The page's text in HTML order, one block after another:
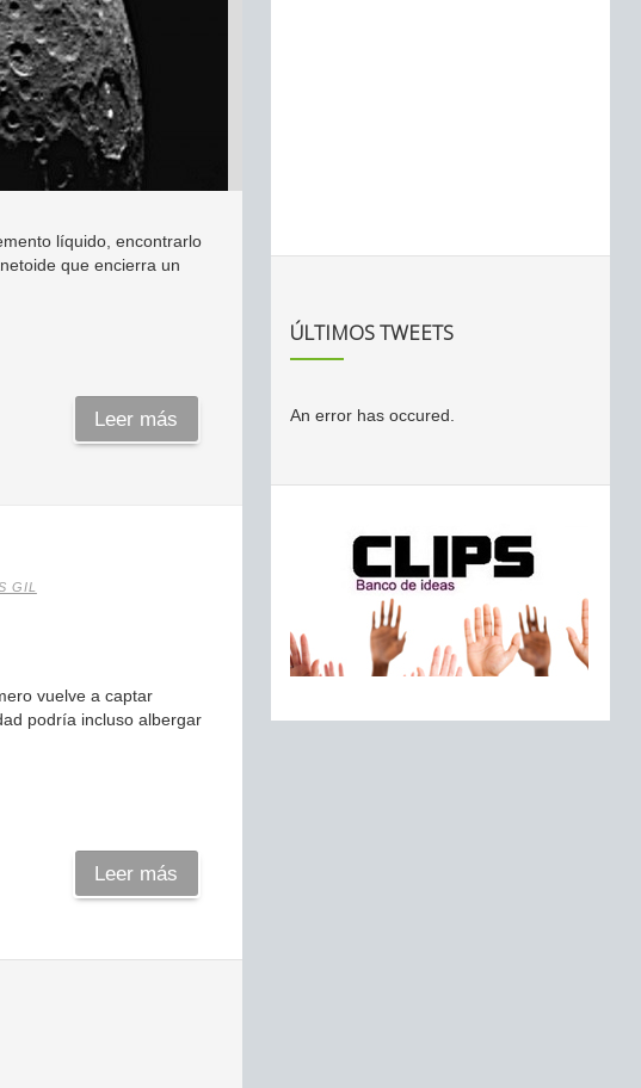
líquido, encontrarlo
que encierra un
Leer más
GIL
vuelve a captar
podría incluso albergar
Leer más
ÚLTIMOS TWEETS
An error has occured.